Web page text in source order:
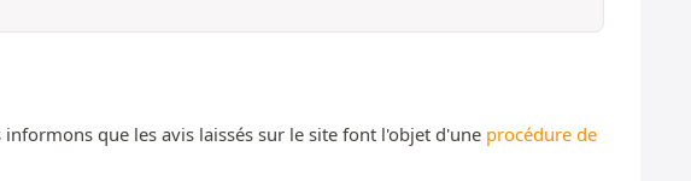
que les avis laissés sur le site font l'objet d'une procédure de